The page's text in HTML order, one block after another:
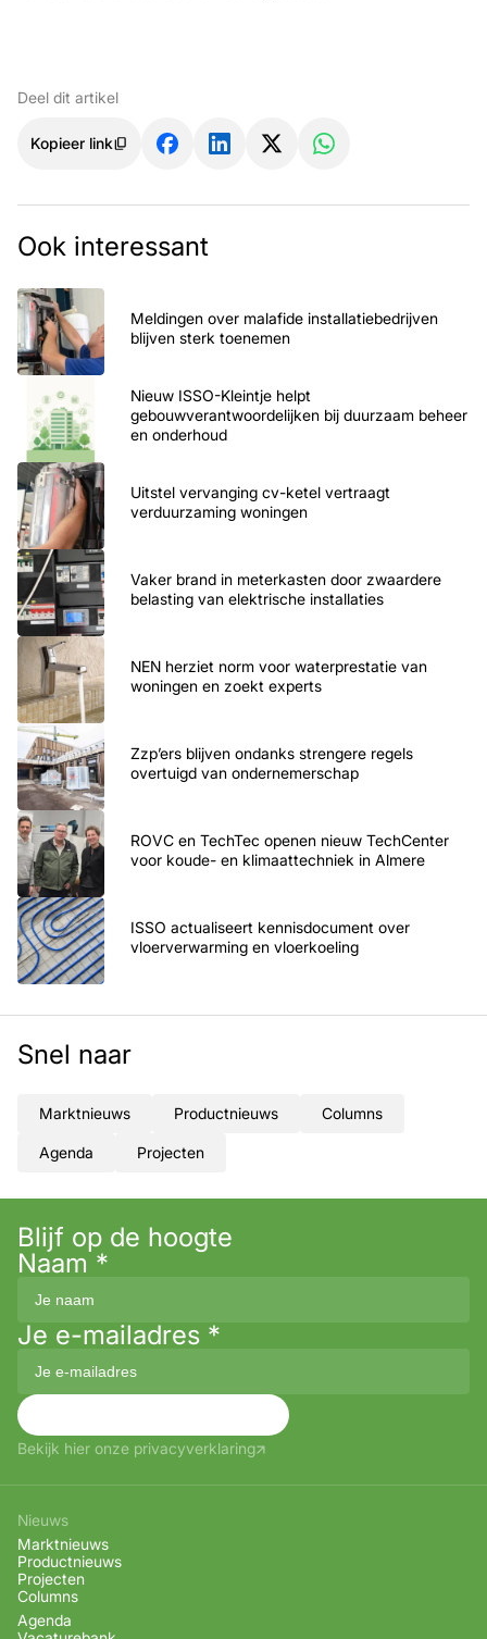
Deel dit artikel
Kopieer link
Ook interessant
Meldingen over malafide installatiebedrijven
blijven sterk toenemen
Nieuw ISSO-Kleintje helpt
gebouwverantwoordelijken bij duurzaam beheer
en onderhoud
Uitstel vervanging cv-ketel vertraagt
verduurzaming woningen
Vaker brand in meterkasten door zwaardere
belasting van elektrische installaties
NEN herziet norm voor waterprestatie van
woningen en zoekt experts
Zzp’ers blijven ondanks strengere regels
overtuigd van ondernemerschap
ROVC en TechTec openen nieuw TechCenter
voor koude- en klimaattechniek in Almere
ISSO actualiseert kennisdocument over
vloerverwarming en vloerkoeling
Snel naar
Marktnieuws Productnieuws Columns
Agenda Projecten
Blijf op de hoogte
Naam *
Je e-mailadres *
Bekijk hier onze privacyverklaring
Nieuws
Marktnieuws
Productnieuws
Projecten
Columns
Agenda